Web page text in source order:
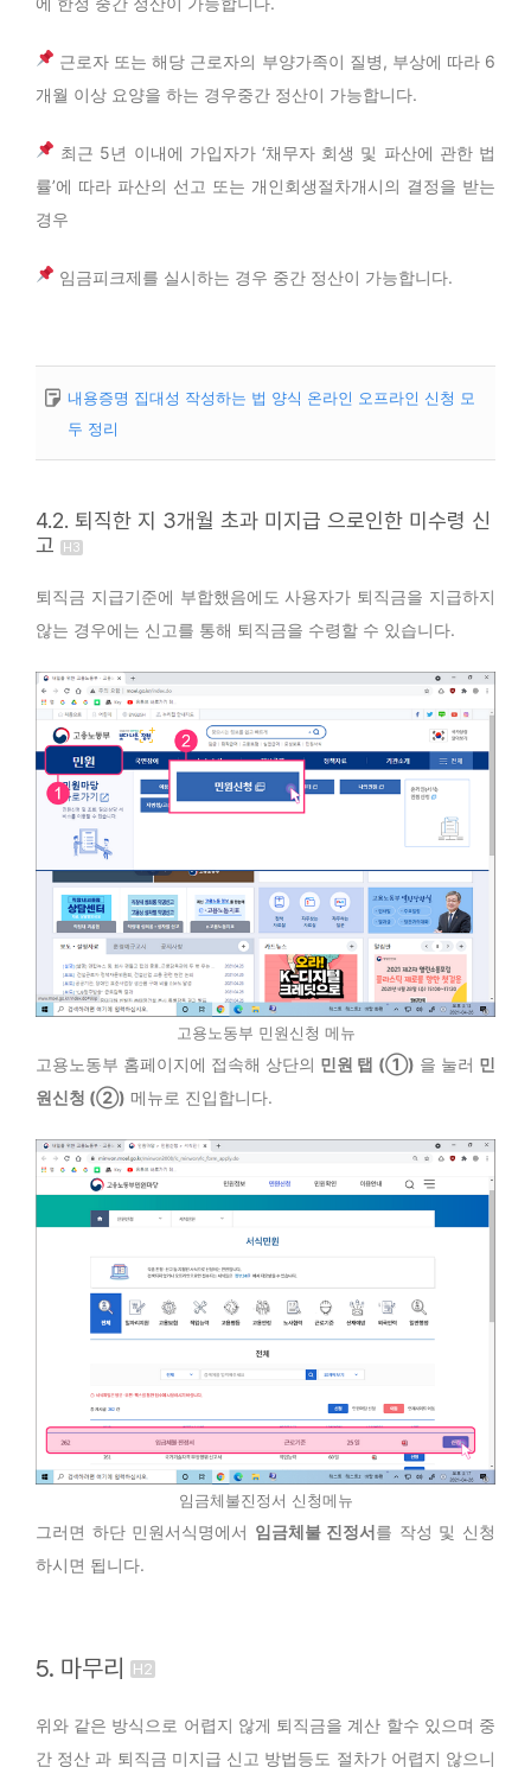
근로자 또는 해당 근로자의 부양가족이 질병, 부상에 따라 6
개월 이상 요양을 하는 경우중간 정산이 가능합니다.
최근 5년 이내에 가입자가 ‘채무자 회생 및 파산에 관한 법
률’에 따라 파산의 선고 또는 개인회생절차개시의 결정을 받는
경우
임금피크제를 실시하는 경우 중간 정산이 가능합니다.
내용증명 집대성 작성하는 법 양식 온라인 오프라인 신청 모
두 정리
4.2. 퇴직한 지 3개월 초과 미지급 으로인한 미수령 신
고
퇴직금 지급기준에 부합했음에도 사용자가 퇴직금을 지급하지
않는 경우에는 신고를 통해 퇴직금을 수령할 수 있습니다.
고용노동부 민원신청 메뉴
고용노동부 홈페이지에 접속해 상단의 민원 탭 (①) 을 눌러 민
원신청 (②) 메뉴로 진입합니다.
임금체불진정서 신청메뉴
그러면 하단 민원서식명에서 임금체불 진정서 를 작성 및 신청
하시면 됩니다.
5. 마무리
위와 같은 방식으로 어렵지 않게 퇴직금을 계산 할수 있으며 중
간 정산 과 퇴직금 미지급 신고 방법등도 절차가 어렵지 않으니